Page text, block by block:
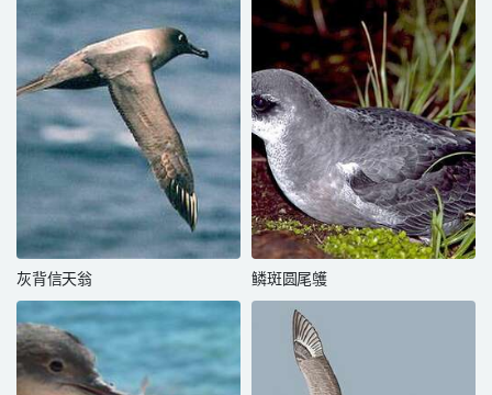
灰背信天翁 鳞斑圆尾鹱